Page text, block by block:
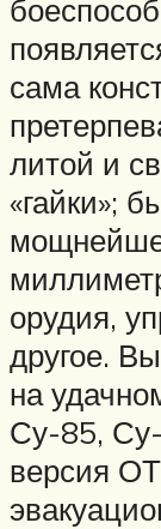
сама
литой и
«гайки»;
орудия,
другое.
на
Су-85,
версия